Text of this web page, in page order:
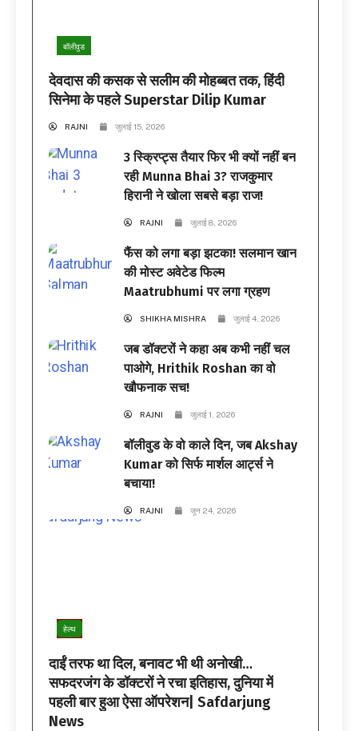
बॉलीवुड
देवदास की कसक से सलीम की मोहब्बत तक, हिंदी
सिनेमा के पहले Superstar Dilip Kumar
RAJNI जुलाई 15, 2026
3 स्क्रिप्ट्स तैयार फिर भी क्यों नहीं बन
रही Munna Bhai 3? राजकुमार
हिरानी ने खोला सबसे बड़ा राज!
RAJNI जुलाई 8, 2026
फैंस को लगा बड़ा झटका! सलमान खान
की मोस्ट अवेटेड फिल्म
Maatrubhumi पर लगा ग्रहण
SHIKHA MISHRA जुलाई 4, 2026
जब डॉक्टरों ने कहा अब कभी नहीं चल
पाओगे, Hrithik Roshan का वो
खौफनाक सच!
RAJNI जुलाई 1, 2026
बॉलीवुड के वो काले दिन, जब Akshay
Kumar को सिर्फ मार्शल आर्ट्स ने
बचाया!
RAJNI जून 24, 2026
हेल्थ
दाईं तरफ था दिल, बनावट भी थी अनोखी…
सफदरजंग के डॉक्टरों ने रचा इतिहास, दुनिया में
पहली बार हुआ ऐसा ऑपरेशन| Safdarjung
News